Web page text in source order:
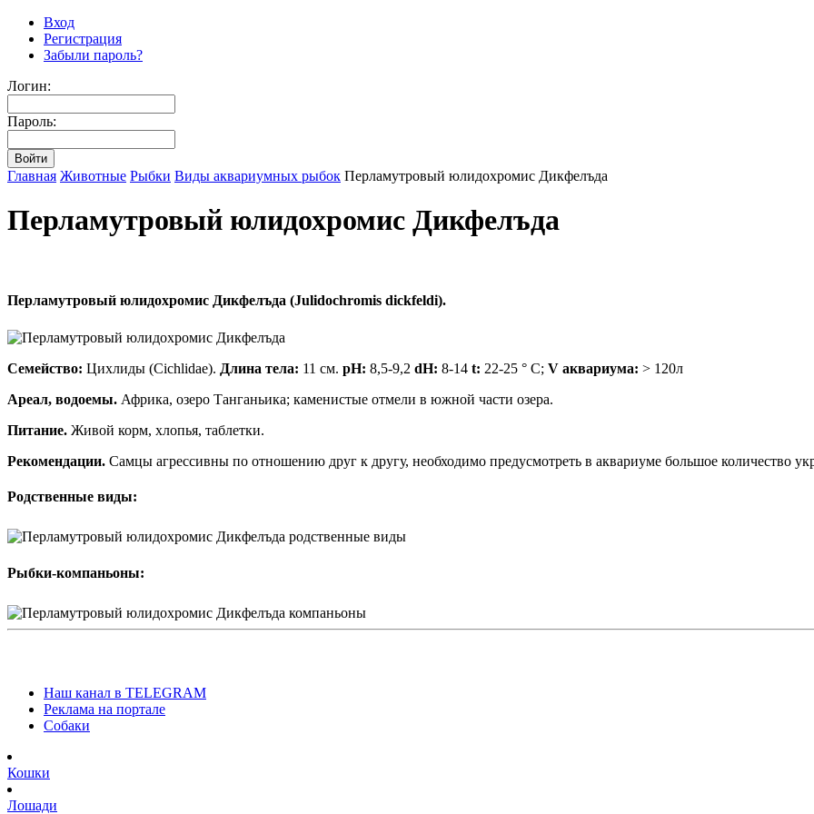
Вход
Регистрация
Забыли пароль?
Логин:
Пароль:
Главная Животные Рыбки Виды аквариумных рыбок Перламутровый юлидохромис Дикфелъда
Перламутровый юлидохромис Дикфелъда
Перламутровый юлидохромис Дикфелъда (Julidochromis dickfeldi).
Семейство: Цихлиды (Cichlidae). Длина тела: 11 см. pH: 8,5-9,2 dH: 8-14 t: 22-25 ° C; V аквариума: > 120л
Ареал, водоемы. Африка, озеро Танганьика; каменистые отмели в южной части озера.
Питание. Живой корм, хлопья, таблетки.
Рекомендации. Самцы агрессивны по отношению друг к другу, необходимо предусмотреть в аквариуме большое количество
Родственные виды:
Рыбки-компаньоны:
Наш канал в TELEGRAM
Реклама на портале
Собаки
Кошки
Лошади